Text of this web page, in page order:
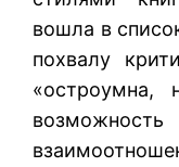
вошла в
похвалу
«остроумна,